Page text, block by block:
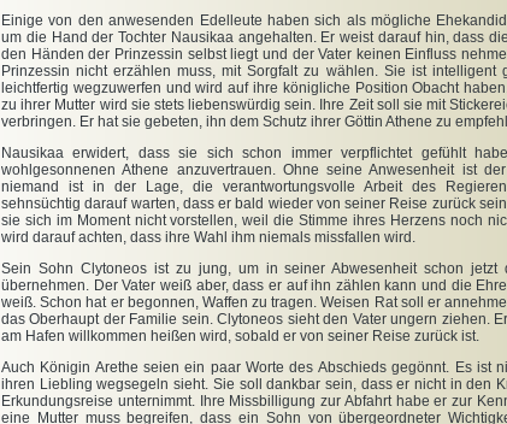
Einige von den anwesenden Edelleute haben sich als mögliche
um die Hand der Tochter Nausikaa angehalten. Er weist darauf hin, dass
den Händen der Prinzessin selbst liegt und der Vater keinen Einfluss
Prinzessin nicht erzählen muss, mit Sorgfalt zu wählen. Sie ist intelligent
leichtfertig wegzuwerfen und wird auf ihre königliche Position Obacht
zu ihrer Mutter wird sie stets liebenswürdig sein. Ihre Zeit soll sie mit
verbringen. Er hat sie gebeten, ihn dem Schutz ihrer Göttin Athene zu
Nausikaa erwidert, dass sie sich schon immer verpflichtet gefühlt
wohlgesonnenen Athene anzuvertrauen. Ohne seine Anwesenheit ist
niemand ist in der Lage, die verantwortungsvolle Arbeit des
sehnsüchtig darauf warten, dass er bald wieder von seiner Reise zurück
sie sich im Moment nicht vorstellen, weil die Stimme ihres Herzens noch
wird darauf achten, dass ihre Wahl ihm niemals missfallen wird.
Sein Sohn Clytoneos ist zu jung, um in seiner Abwesenheit schon jetzt
übernehmen. Der Vater weiß aber, dass er auf ihn zählen kann und die
weiß. Schon hat er begonnen, Waffen zu tragen. Weisen Rat soll er
das Oberhaupt der Familie sein. Clytoneos sieht den Vater ungern ziehen.
am Hafen willkommen heißen wird, sobald er von seiner Reise zurück ist.
Auch Königin Arethe seien ein paar Worte des Abschieds gegönnt. Es ist
ihren Liebling wegsegeln sieht. Sie soll dankbar sein, dass er nicht in den
Erkundungsreise unternimmt. Ihre Missbilligung zur Abfahrt habe er zur
eine Mutter muss begreifen, dass ein Sohn von übergeordneter